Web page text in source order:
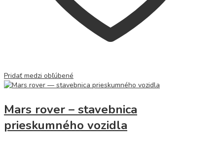
Pridať medzi obľúbené
Mars rover – stavebnica
prieskumného vozidla